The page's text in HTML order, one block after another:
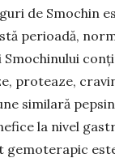
de Smochin
perioadă,
proteaze,
similară
la nivel
gemoterapic